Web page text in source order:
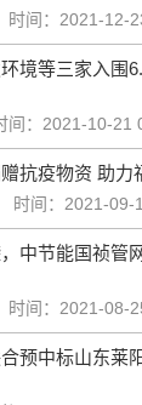
时间：2021-12-
境等三家入围
间：2021-10-21
抗疫物资 助力
时间：2021-09-
中节能国祯管
时间：2021-08-
预中标山东莱